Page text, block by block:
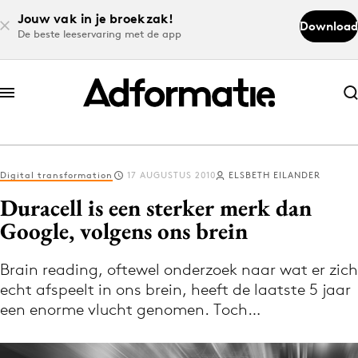
Jouw vak in je broekzak!
De beste leeservaring met de app
Download
Abonneer nu
Abonneer nu
Log in
Volg het laatste nieuws via de Adformatie
Nieuws app
Digital transformation 17 AUGUSTUS 2010 ELSBETH EILANDER
Duracell is een sterker merk dan
Google, volgens ons brein
Brain reading, oftewel onderzoek naar wat er zich
echt afspeelt in ons brein, heeft de laatste 5 jaar
een enorme vlucht genomen. Toch…